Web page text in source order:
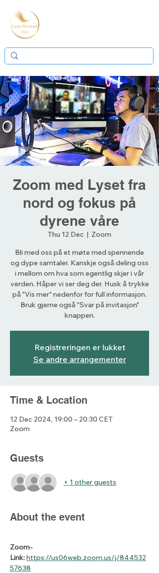
Zoom med Lyset fra
nord og fokus på
dyrene våre
Thu 12 Dec
  |
Zoom
Bli med oss på et møte med spennende
og dype samtaler. Kanskje også deling oss
i mellom om hva som egentlig skjer i vår
verden. Håper vi ser deg der. Husk å trykke
på "Vis mer" nedenfor for full informasjon.
Bruk gjerne også "Svar på invitasjon"
knappen.
Registreringen er lukket
Se andre arrangementer
Time & Location
12 Dec 2024, 19:00 – 20:30 CET
Zoom
Guests
+ 1 other guests
About the event
Zoom-
Link:https://us06web.zoom.us/j/844532
57638